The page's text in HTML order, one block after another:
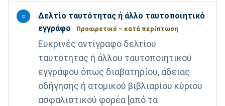
○
Δελτίο ταυτότητας ή άλλο ταυτοποιητικό
εγγράφο
Προαιρετικό – κατά περίπτωση
Ευκρινές αντίγραφο δελτίου
ταυτότητας ή άλλου ταυτοποιητικού
εγγράφου όπως διαβατηρίου, άδειας
οδήγησης ή ατομικού βιβλιαρίου κύριου
ασφαλιστικού φορέα [από τα